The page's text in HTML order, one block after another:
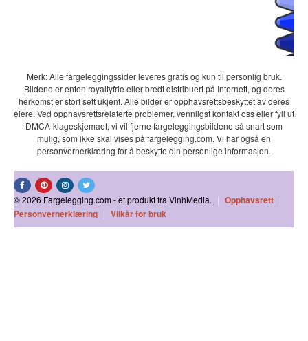
Merk: Alle fargeleggingssider leveres gratis og kun til personlig bruk.
Bildene er enten royaltyfrie eller bredt distribuert på Internett, og deres
herkomst er stort sett ukjent. Alle bilder er opphavsrettsbeskyttet av deres
eiere. Ved opphavsrettsrelaterte problemer, vennligst kontakt oss eller fyll ut
DMCA-klageskjemaet, vi vil fjerne fargeleggingsbildene så snart som
mulig, som ikke skal vises på fargelegging.com. Vi har også en
personvernerklæring for å beskytte din personlige informasjon.
© 2026 Fargelegging.com - et produkt fra VinhMedia. | Opphavsrett |
Personvernerklæring | Vilkår for bruk